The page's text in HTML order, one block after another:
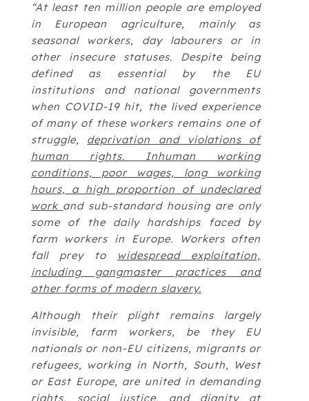
“At least ten million people are employed
in European agriculture, mainly as
seasonal workers, day labourers or in
other insecure statuses. Despite being
defined as essential by the EU
institutions and national governments
when COVID-19 hit, the lived experience
of many of these workers remains one of
struggle, deprivation and violations of
human rights. Inhuman working
conditions, poor wages, long working
hours, a high proportion of undeclared
work and sub-standard housing are only
some of the daily hardships faced by
farm workers in Europe. Workers often
fall prey to
widespread exploitation,
including gangmaster practices and
other forms of modern slavery.
Although their plight remains largely
invisible, farm workers, be they EU
nationals or non-EU citizens, migrants or
refugees, working in North, South, West
or East Europe, are united in demanding
rights, social justice, and dignity at